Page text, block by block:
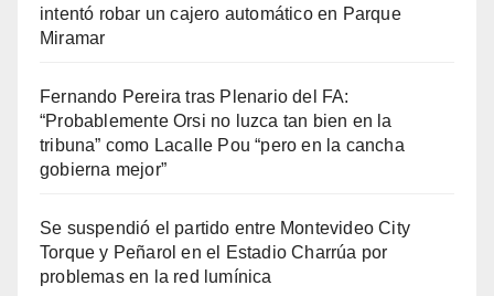
intentó robar un cajero automático en Parque
Miramar
Fernando Pereira tras Plenario del FA:
“Probablemente Orsi no luzca tan bien en la
tribuna” como Lacalle Pou “pero en la cancha
gobierna mejor”
Se suspendió el partido entre Montevideo City
Torque y Peñarol en el Estadio Charrúa por
problemas en la red lumínica